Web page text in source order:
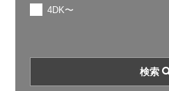
4DK〜